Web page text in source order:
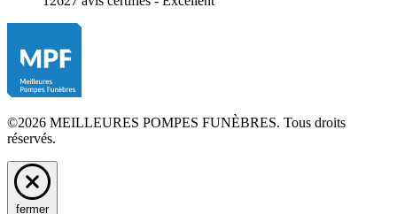
©2026 MEILLEURES POMPES FUNÈBRES. Tous droits
réservés.
fermer